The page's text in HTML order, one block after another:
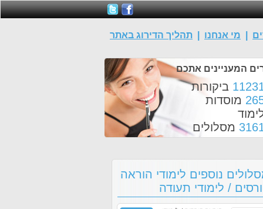
מי אנחנו תהליך הדירוג באתר
המעניינים אתכם
ביקורות
מוסדות
מסלולים
נוספים לימודי הוראה
/ לימודי תעודה